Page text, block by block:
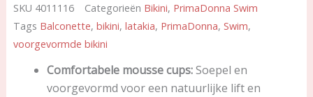
SKU 4011116 Categorieën Bikini, PrimaDonna Swim
Tags Balconette, bikini, latakia, PrimaDonna, Swim,
voorgevormde bikini
Comfortabele mousse cups:Soepel en
voorgevormd voor een natuurlijke lift en